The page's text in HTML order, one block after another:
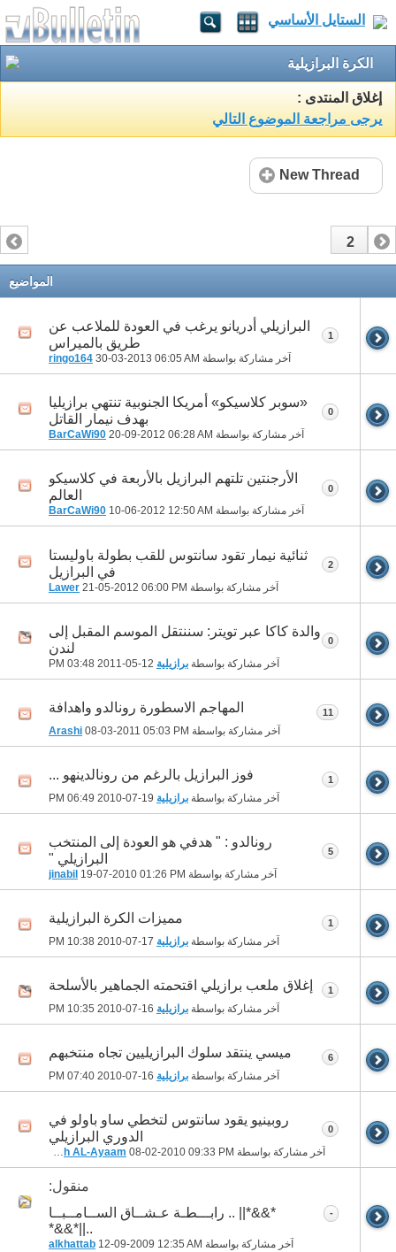
الستايل الأساسي
الكرة البرازيلية
إغلاق المنتدى :
يرجى مراجعة الموضوع التالي
New Thread
1
2
المواضيع
البرازيلي أدريانو يرغب في العودة للملاعب عن
طريق بالميراس
آخر مشاركة بواسطة ringo164 30-03-2013 06:05 AM
1
«سوبر كلاسيكو» أمريكا الجنوبية تنتهي برازيليا
بهدف نيمار القاتل
آخر مشاركة بواسطة BarCaWi90 20-09-2012 06:28 AM
0
الأرجنتين تلتهم البرازيل بالأربعة في كلاسيكو
العالم
آخر مشاركة بواسطة BarCaWi90 10-06-2012 12:50 AM
0
ثنائية نيمار تقود سانتوس للقب بطولة باوليستا
في البرازيل
آخر مشاركة بواسطة Lawer 21-05-2012 06:00 PM
2
والدة كاكا عبر تويتر: سننتقل الموسم المقبل إلى
لندن
آخر مشاركة بواسطة برازيلية 03:48 PM
0
المهاجم الاسطورة رونالدو واهدافة
آخر مشاركة بواسطة Arashi 08-03-2011 05:03 PM
11
فوز البرازيل بالرغم من رونالدينهو ...
آخر مشاركة بواسطة برازيلية 06:49 PM
1
رونالدو : " هدفي هو العودة إلى المنتخب
البرازيلي "
آخر مشاركة بواسطة jinabil 19-07-2010 01:26 PM
5
مميزات الكرة البرازيلية
آخر مشاركة بواسطة برازيلية 10:38 PM
1
إغلاق ملعب برازيلي اقتحمته الجماهير بالأسلحة
آخر مشاركة بواسطة برازيلية 10:35 PM
1
ميسي ينتقد سلوك البرازيليين تجاه منتخبهم
آخر مشاركة بواسطة برازيلية 07:40 PM
6
روبينيو يقود سانتوس لتخطي ساو باولو في
الدوري البرازيلي
آخر مشاركة بواسطة Jareeh AL-Ayaam 08-02-2010 09:33 PM
0
منقول:
*&&*|| .. رابـــطـة عـشــاق الســامــبــا
..||*&&*
آخر مشاركة بواسطة alkhattab 12-09-2009 12:35 AM
-